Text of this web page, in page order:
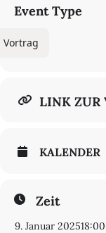
nichtkommerziellen
Event Type
Vortrag
LINK ZUR
KALENDER
Zeit
9. Januar 202518:00